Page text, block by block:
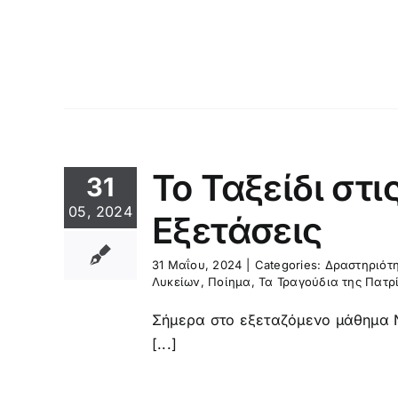
31
05, 2024
Το Ταξείδι
Eξετάσεις
31 Μαΐου, 2024 Categories:
Λυκείων, Ποίημα,Τα Τραγούδια της
Σήμερα στο εξεταζόμενο μάθημα
[...]